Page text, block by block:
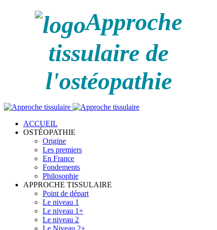
Approche
tissulaire de
l'ostéopathie
ACCUEIL
OSTÉOPATHIE
Origine
Les premiers
En France
Fondements
Philosophie
APPROCHE TISSULAIRE
Point de départ
Le niveau 1
Le niveau 1+
Le niveau 2
Le Niveau 2+